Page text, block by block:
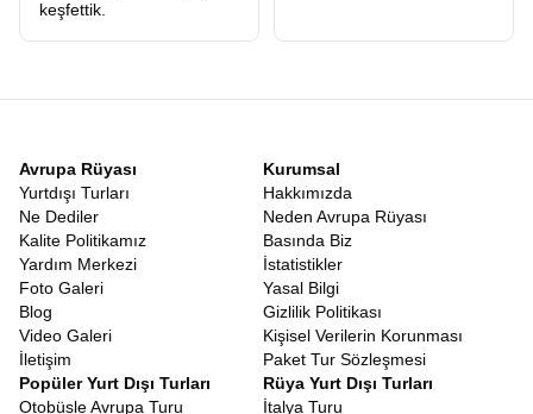
keşfettik.
Avrupa Rüyası
Yurtdışı Turları
Ne Dediler
Kalite Politikamız
Yardım Merkezi
Foto Galeri
Blog
Video Galeri
İletişim
Kurumsal
Hakkımızda
Neden Avrupa Rüyası
Basında Biz
İstatistikler
Yasal Bilgi
Gizlilik Politikası
Kişisel Verilerin Korunması
Paket Tur Sözleşmesi
Popüler Yurt Dışı Turları
Otobüsle Avrupa Turu
Rüya Yurt Dışı Turları
İtalya Turu